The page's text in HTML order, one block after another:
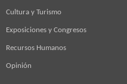
Cultura y Turismo
Exposiciones y Congresos
Recursos Humanos
Opinión